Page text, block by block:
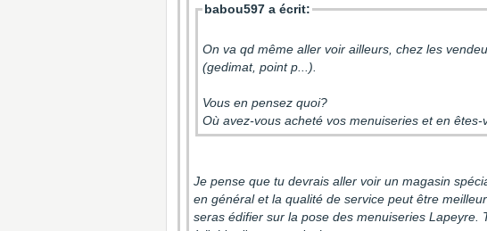
babou597 a écrit:
On va qd même aller voir ailleurs, chez les
(gedimat, point p...).
Vous en pensez quoi?
Où avez-vous acheté vos menuiseries et en êtes-
Je pense que tu devrais aller voir un magasin
en général et la qualité de service peut être
seras édifier sur la pose des menuiseries Lapeyre.